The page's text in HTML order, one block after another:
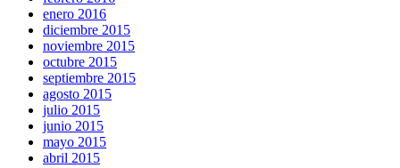
enero 2016
diciembre 2015
noviembre 2015
octubre 2015
septiembre 2015
agosto 2015
julio 2015
junio 2015
mayo 2015
abril 2015